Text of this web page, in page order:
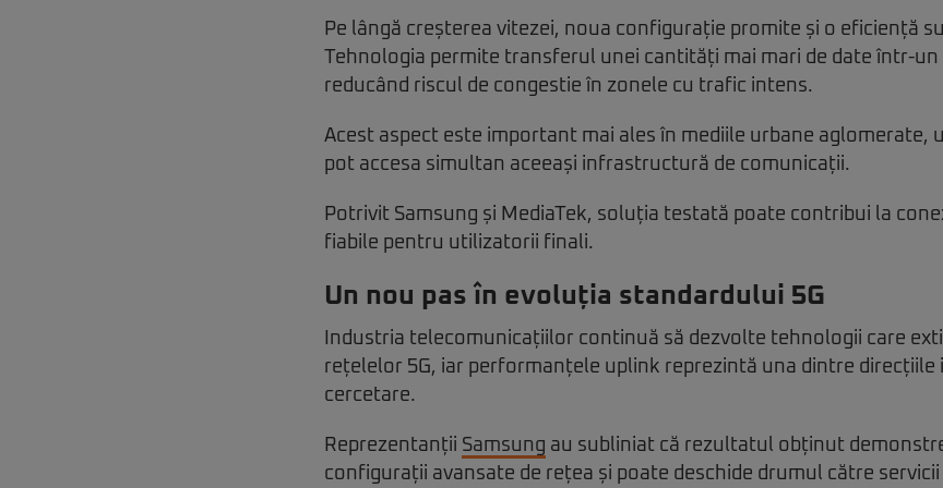
Pe lângă creșterea vitezei, noua configurație promite și o eficiență
Tehnologia permite transferul unei cantități mai mari de date într-
reducând riscul de congestie în zonele cu trafic intens.
Acest aspect este important mai ales în mediile urbane aglomerate,
pot accesa simultan aceeași infrastructură de comunicații.
Potrivit Samsung și MediaTek, soluția testată poate contribui la
fiabile pentru utilizatorii finali.
Un nou pas în evoluția standardului 5G
Industria telecomunicațiilor continuă să dezvolte tehnologii care
rețelelor 5G, iar performanțele uplink reprezintă una dintre direcțiile
cercetare.
Reprezentanții Samsung au subliniat că rezultatul obținut
configurații avansate de rețea și poate deschide drumul către